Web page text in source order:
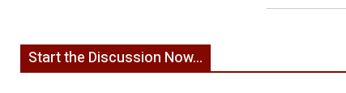
Start the Discussion Now...